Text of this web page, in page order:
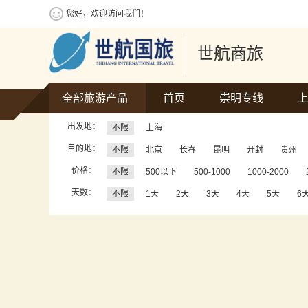
您好，欢迎访问我们！
世航商旅
全部旅游产品 首页 崇明专线
出发地： 不限 上海
目的地： 不限 北京 长春 昆明 开封 贵州
价格： 不限 500以下 500-1000 1000-2000
天数： 不限 1天 2天 3天 4天 5天 6